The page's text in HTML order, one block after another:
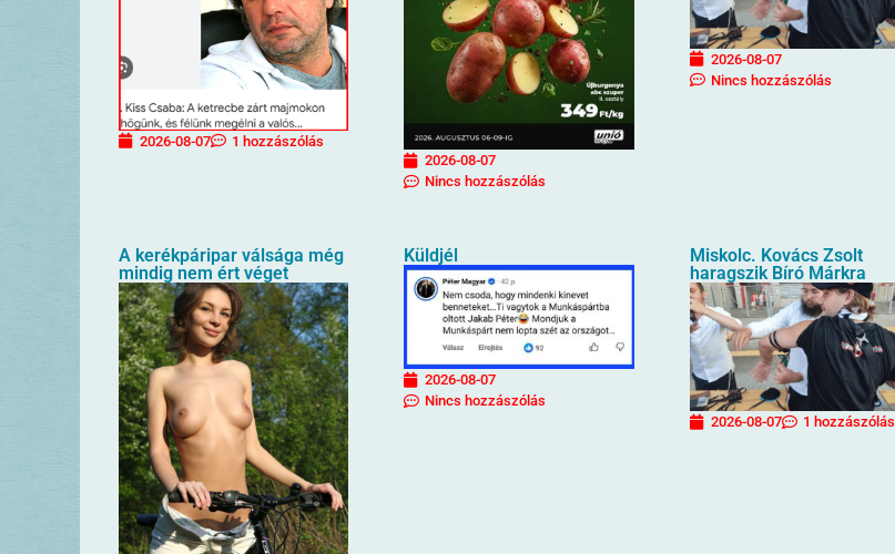
2026-08-07 1 hozzászólás
2026-08-07
Nincs hozzászólás
2026-08-07
Nincs hozzászólás
A kerékpáripar válsága még
mindig nem ért véget
Küldjél
2026-08-07
Nincs hozzászólás
Miskolc. Kovács Zsolt
haragszik Bíró Márkra
2026-08-07 1 hozzászólás